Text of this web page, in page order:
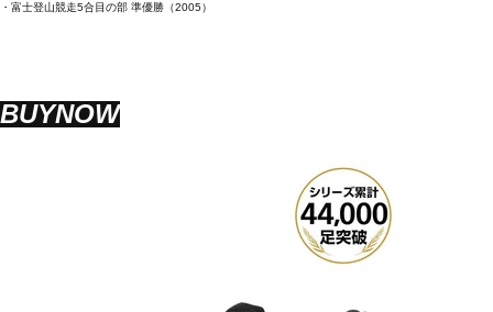
・富士登山競走5合目の部 準優勝（2005）
BUYNOW